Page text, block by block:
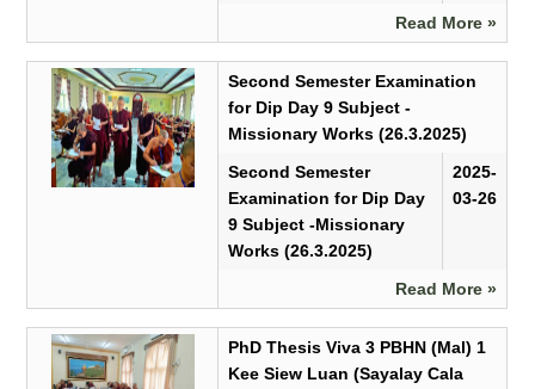
Read More »
Second Semester Examination
for Dip Day 9 Subject -
Missionary Works (26.3.2025)
Second Semester
Examination for Dip Day
9 Subject -Missionary
Works (26.3.2025)
2025-
03-26
Read More »
PhD Thesis Viva 3 PBHN (Mal) 1
Kee Siew Luan (Sayalay Cala